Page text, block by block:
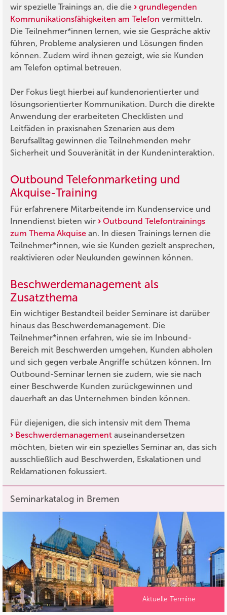
wir spezielle Trainings an, die die
grundlegenden
Kommunikationsfähigkeiten am Telefon vermitteln.
Die Teilnehmer*innen lernen, wie sie Gespräche aktiv
führen, Probleme analysieren und Lösungen finden
können. Zudem wird ihnen gezeigt, wie sie Kunden
am Telefon optimal betreuen.
Der Fokus liegt hierbei auf kundenorientierter und
lösungsorientierter Kommunikation. Durch die direkte
Anwendung der erarbeiteten Checklisten und
Leitfäden in praxisnahen Szenarien aus dem
Berufsalltag gewinnen die Teilnehmenden mehr
Sicherheit und Souveränität in der Kundeninteraktion.
Outbound Telefonmarketing und
Akquise-Training
Für erfahrenere Mitarbeitende im Kundenservice und
Innendienst bieten wir
Outbound Telefontrainings
zum Thema Akquise an. In diesen Trainings lernen die
Teilnehmer*innen, wie sie Kunden gezielt ansprechen,
reaktivieren oder Neukunden gewinnen können.
Beschwerdemanagement als
Zusatzthema
Ein wichtiger Bestandteil beider Seminare ist darüber
hinaus das Beschwerdemanagement. Die
Teilnehmer*innen erfahren, wie sie im Inbound-
Bereich mit Beschwerden umgehen, Kunden abholen
und sich gegen verbale Angriffe schützen können. Im
Outbound-Seminar lernen sie zudem, wie sie nach
einer Beschwerde Kunden zurückgewinnen und
dauerhaft an das Unternehmen binden können.
Für diejenigen, die sich intensiv mit dem Thema
Beschwerdemanagement auseinandersetzen
möchten, bieten wir ein spezielles Seminar an, das sich
ausschließlich aud Beschwerden, Eskalationen und
Reklamationen fokussiert.
Seminarkatalog in Bremen
Aktuelle Termine